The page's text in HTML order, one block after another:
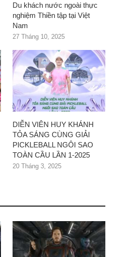
Du khách nước ngoài thực
nghiệm Thiền tập tại Việt
Nam
27 Tháng 10, 2025
DIỄN VIÊN HUY KHÁNH
TỎA SÁNG CÙNG GIẢI
PICKLEBALL NGÔI SAO
TOÀN CẦU LẦN 1-2025
20 Tháng 3, 2025